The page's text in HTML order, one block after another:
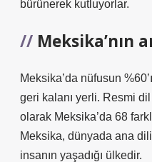
bürünerek kutluyorlar.
Meksika’nın
Meksika’da nüfusun
geri kalanı yerli. Resmi
olarak Meksika’da 68
Meksika, dünyada ana
insanın yaşadığı ülkedir.